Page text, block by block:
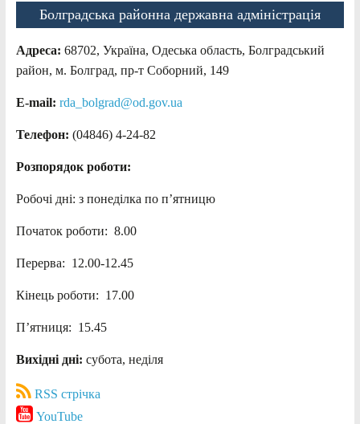
Болградська районна державна адміністрація
Адреса: 68702, Україна, Одеська область, Болградський
район, м. Болград, пр-т Соборний, 149
E-mail: rda_bolgrad@od.gov.ua
Телефон: (04846) 4-24-82
Розпорядок роботи:
Робочі дні: з понеділка по п’ятницю
Початок роботи: 8.00
Перерва: 12.00-12.45
Кінець роботи: 17.00
П’ятниця: 15.45
Вихідні дні: субота, неділя
RSS стрічка
YouTube